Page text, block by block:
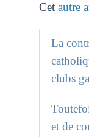
Cet autre
La
clubs
et de